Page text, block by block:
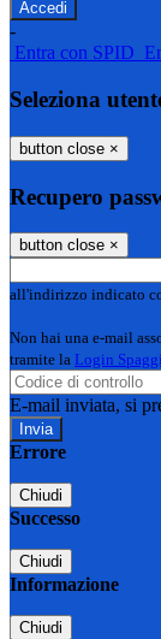
-
Entra con SPID
Seleziona
button close ×
Recupero
button close ×
all'indirizzo indicato
Non hai una e-mail
tramite la Login
E-mail inviata, si
Errore
Chiudi
Successo
Chiudi
Informazione
Chiudi